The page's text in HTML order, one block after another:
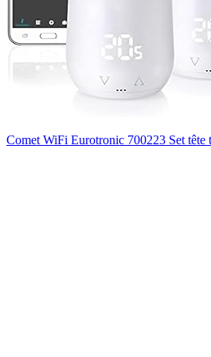
Comet WiFi Eurotronic 700223 Set tête